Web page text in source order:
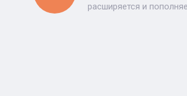
расширяется и